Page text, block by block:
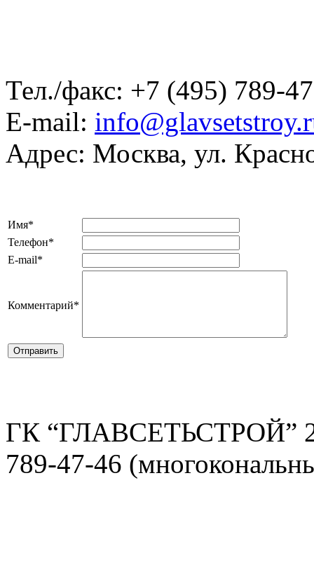
Тел./факс: +7 (495) 789-
E-mail:
Адрес: Москва, ул.
Имя*
Телефон*
E-mail*
Комментарий*
ГК “ГЛАВСЕТЬСТРОЙ”
789-47-46